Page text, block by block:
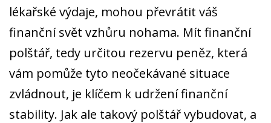
lékařské výdaje, mohou převrátit váš
finanční svět vzhůru nohama. Mít finanční
polštář, tedy určitou rezervu peněz, která
vám pomůže tyto neočekávané situace
zvládnout, je klíčem k udržení finanční
stability. Jak ale takový polštář vybudovat, a